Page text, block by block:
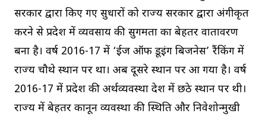
सरकार द्वारा किए गए सुधारों को राज्य सरकार द्वारा अंगीकृत
करने से प्रदेश में व्यवसाय की सुगमता का बेहतर वातावरण
बना है। वर्ष 2016-17 में ‘ईज ऑफ डूइंग बिजनेस’ रैंकिंग में
राज्य चौथे स्थान पर था। अब दूसरे स्थान पर आ गया है। वर्ष
2016-17 में प्रदेश की अर्थव्यवस्था देश में छठे स्थान पर थी।
राज्य में बेहतर कानून व्यवस्था की स्थिति और निवेशोन्मुखी